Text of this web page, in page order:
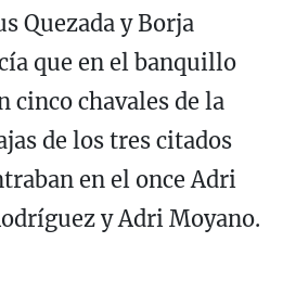
Quezada y Borja
que en el banquillo
cinco chavales de la
de los tres citados
en el once Adri
y Adri Moyano.